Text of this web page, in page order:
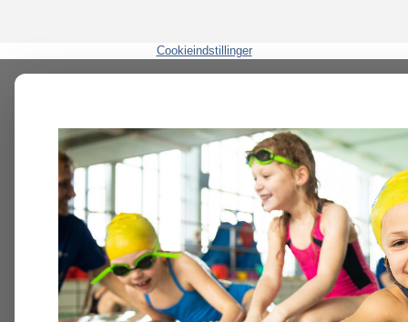
Cookieindstillinger